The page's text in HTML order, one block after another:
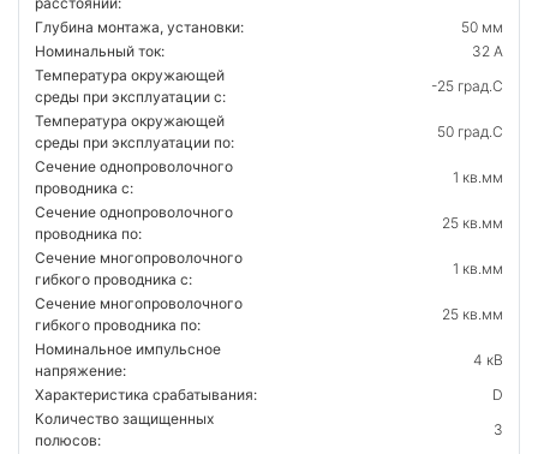
Глубина монтажа, установки:
50 мм
Номинальный ток:
32 А
Температура окружающей
среды при эксплуатации с:
-25 град.C
Температура окружающей
cреды при эксплуатации по:
50 град.C
Сечение однопроволочного
проводника с:
1 кв.мм
Сечение однопроволочного
проводника по:
25 кв.мм
Сечение многопроволочного
гибкого проводника с:
1 кв.мм
Сечение многопроволочного
гибкого проводника по:
25 кв.мм
Номинальное импульсное
напряжение:
4 кВ
Характеристика срабатывания:
D
Количество защищенных
полюсов:
3